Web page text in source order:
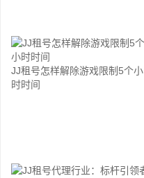
JJ租号怎样解除游戏限制5个小
时时间